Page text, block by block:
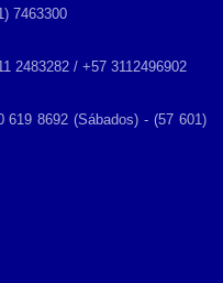
7463300
2483282 / +57 3112496902
8692 (Sábados) - (57 601)